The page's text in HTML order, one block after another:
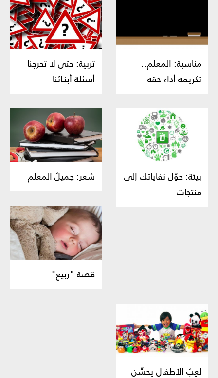
مناسبة: المعلم..
تكريمه أداء حقه
تربية: حتى لا تحرجنا
أسئلة أبنـائنا
بيئة: حوّل نفاياتك إلى
منتجات
شعر: جميلُ المعلم
قصة "ربيع"
لَعِبُ الأطفال يحسِّن